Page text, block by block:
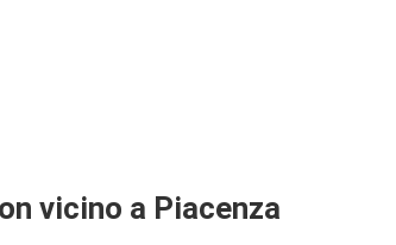
vicino a Piacenza